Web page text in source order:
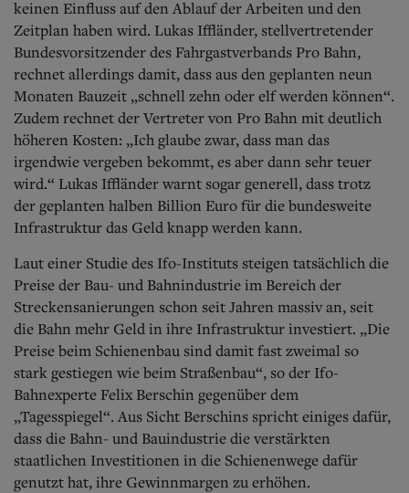
keinen Einfluss auf den Ablauf der Arbeiten und den
Zeitplan haben wird. Lukas Iffländer, stellvertretender
Bundesvorsitzender des Fahrgastverbands Pro Bahn,
rechnet allerdings damit, dass aus den geplanten neun
Monaten Bauzeit „schnell zehn oder elf werden können“.
Zudem rechnet der Vertreter von Pro Bahn mit deutlich
höheren Kosten: „Ich glaube zwar, dass man das
irgendwie vergeben bekommt, es aber dann sehr teuer
wird.“ Lukas Iffländer warnt sogar generell, dass trotz
der geplanten halben Billion Euro für die bundesweite
Infrastruktur das Geld knapp werden kann.
Laut einer Studie des Ifo-Instituts steigen tatsächlich die
Preise der Bau- und Bahnindustrie im Bereich der
Streckensanierungen schon seit Jahren massiv an, seit
die Bahn mehr Geld in ihre Infrastruktur investiert. „Die
Preise beim Schienenbau sind damit fast zweimal so
stark gestiegen wie beim Straßenbau“, so der Ifo-
Bahnexperte Felix Berschin gegenüber dem
„Tagesspiegel“. Aus Sicht Berschins spricht einiges dafür,
dass die Bahn- und Bauindustrie die verstärkten
staatlichen Investitionen in die Schienenwege dafür
genutzt hat, ihre Gewinnmargen zu erhöhen.